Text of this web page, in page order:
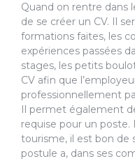
Quand on rentre dans
de se créer un CV. Il
formations faites, les
expériences passées
stages, les petits
CV afin que
professionnellement
Il permet également
requise pour un poste.
tourisme, il est bon de
postule a, dans ses